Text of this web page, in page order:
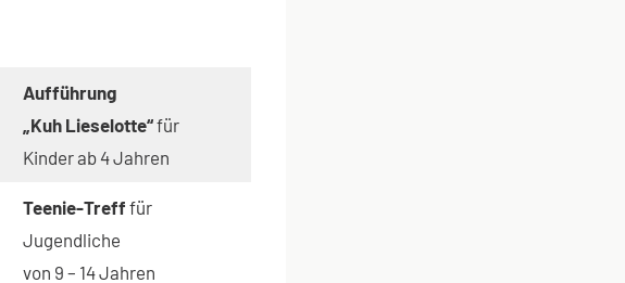
Aufführung
„Kuh Lieselotte“für
Kinder ab 4 Jahren
Teenie-Treff für
Jugendliche
von 9 – 14 Jahren